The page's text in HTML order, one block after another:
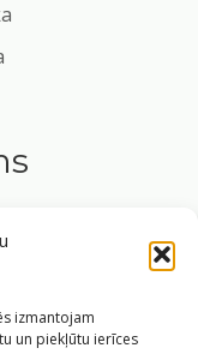
izmantojam
un piekļūtu ierīces